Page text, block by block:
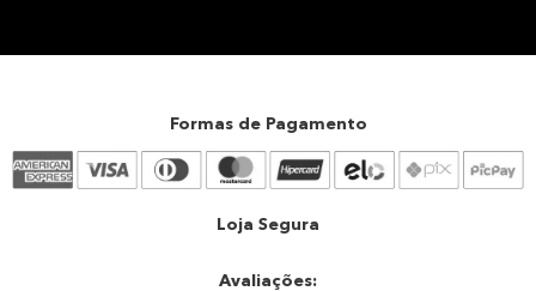
segunda à sexta-feira, das 8h às 17h.
Formas de Pagamento
Loja Segura
Avaliações: